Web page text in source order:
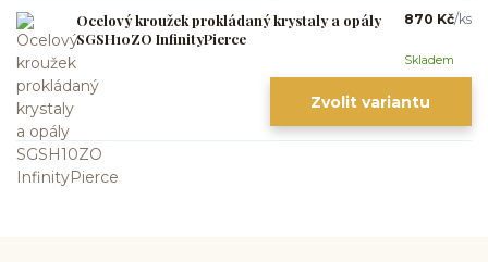
Ocelový kroužek prokládaný krystaly a opály
SGSH10ZO InfinityPierce
870 Kč/ks
Skladem
Zvolit variantu